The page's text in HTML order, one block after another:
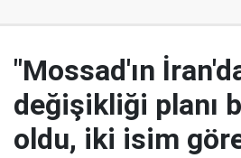
"Mossad'ın
değişikliği planı
oldu, iki isim